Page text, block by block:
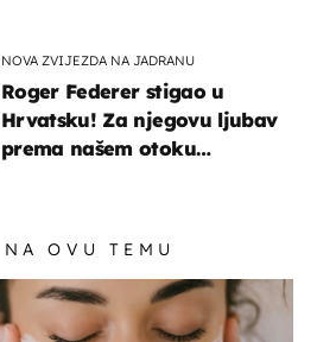
NOVA ZVIJEZDA NA JADRANU
Roger Federer stigao u
Hrvatsku! Za njegovu ljubav
prema našem otoku
NA OVU TEMU